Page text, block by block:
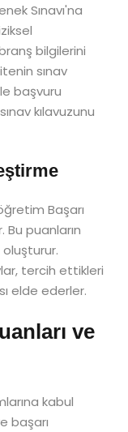
Sınavı'na
bilgilerini
sınav
başvuru
kılavuzunu
Başarı
Bu puanların
oluşturur.
tercih ettikleri
elde ederler.
ve
kabul
başarı